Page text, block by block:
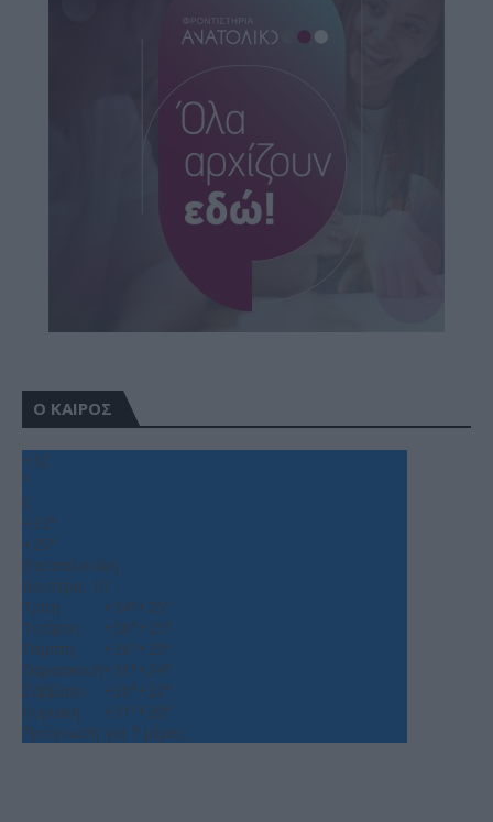
Ο ΚΑΙΡΟΣ
+32
°
C
+32°
+25°
Θεσσαλονίκη
Δευτέρα, 10
Τρίτη
+34°+25°
Τετάρτη
+38°+25°
Πέμπτη
+36°+25°
Παρασκευή+31°+24°
Σάββατο
+30°+22°
Κυριακή
+31°+20°
Πρόγνωση για 7 μέρες